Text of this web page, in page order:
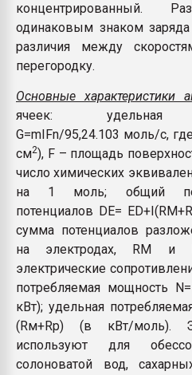
концентрированный.
одинаковым знаком заряда
различия между
перегородку.
Основные характеристики
ячеек: удельная
G=mIFn/95,24.103 моль/с,
см2), F – площадь
число химических
на 1 моль; общий
потенциалов DE=
сумма потенциалов
на электродах, RM и
электрические
потребляемая мощность
кВт); удельная
(Rм+Rр) (в кВт/моль).
используют для
солоноватой вод,